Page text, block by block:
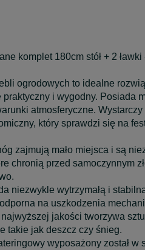
komplet 180cm stół + 2 ławki
ogrodowych to idealne
i wygodny. Posiada
atmosferyczne.
który sprawdzi się na
zajmują mało miejsca i są
chronią przed samoczynnym
niezwykle wytrzymałą i
na uszkodzenia
jakości tworzywa
takie jak deszcz czy śnieg.
wyposażony został